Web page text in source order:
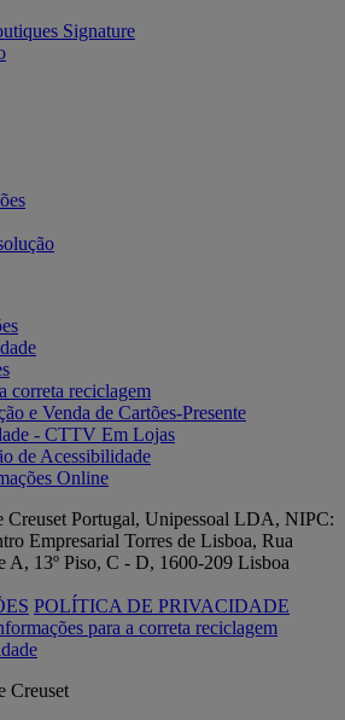
Signature
correta reciclagem
e Venda de Cartões-Presente
- CTTV Em Lojas
de Acessibilidade
Portugal, Unipessoal LDA, NIPC:
Empresarial Torres de Lisboa, Rua
A, 13º Piso, C - D, 1600-209 Lisboa
POLÍTICA DE PRIVACIDADE
para a correta reciclagem
Creuset